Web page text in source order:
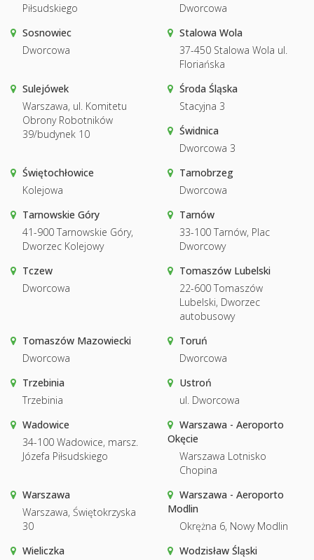
Piłsudskiego
Dworcowa
Sosnowiec
Dworcowa
Stalowa Wola
37-450 Stalowa Wola ul.
Floriańska
Sulejówek
Warszawa, ul. Komitetu
Obrony Robotników
39/budynek 10
Środa Śląska
Stacyjna 3
Świdnica
Dworcowa 3
Świętochłowice
Kolejowa
Tarnobrzeg
Dworcowa
Tarnowskie Góry
41-900 Tarnowskie Góry,
Dworzec Kolejowy
Tarnów
33-100 Tarnów, Plac
Dworcowy
Tczew
Dworcowa
Tomaszów Lubelski
22-600 Tomaszów
Lubelski, Dworzec
autobusowy
Tomaszów Mazowiecki
Dworcowa
Toruń
Dworcowa
Trzebinia
Trzebinia
Ustroń
ul. Dworcowa
Wadowice
34-100 Wadowice, marsz.
Józefa Piłsudskiego
Warszawa - Aeroporto
Okęcie
Warszawa Lotnisko
Chopina
Warszawa
Warszawa, Świętokrzyska
30
Warszawa - Aeroporto
Modlin
Okrężna 6, Nowy Modlin
Wieliczka
Wodzisław Śląski